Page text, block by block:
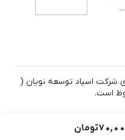
تومان
شرکت اسپاد توسعه نویان (
است.